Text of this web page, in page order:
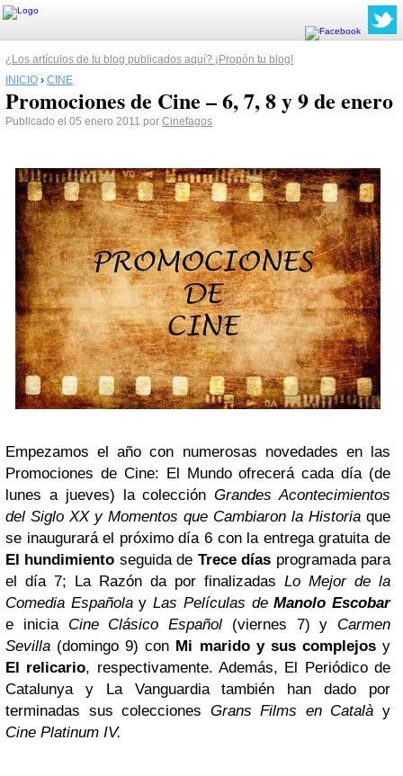
¿Los artículos de tu blog publicados aquí? ¡Propón tu blog!
INICIO › CINE
Promociones de Cine – 6, 7, 8 y 9 de enero
Publicado el 05 enero 2011 por Cinefagos
Empezamos el año con numerosas novedades en las
Promociones de Cine: El Mundoofrecerá cada día (de
lunes a jueves) la colecciónGrandes Acontecimientos
del Siglo XX y Momentos que Cambiaron la Historia que
se inaugurará el próximo día 6 con la entrega gratuita de
El hundimiento seguida de Trece días programada para
el día 7; La Razón da por finalizadas Lo Mejor de la
Comedia EspañolayLas Películas deManolo Escobar
e inicia Cine Clásico Español (viernes 7) y Carmen
Sevilla (domingo 9) con Mi marido y sus complejosy
El relicario, respectivamente. Además, El Periódico de
Catalunya y La Vanguardiatambién han dado por
terminadas sus colecciones Grans Films en Català y
Cine Platinum IV.